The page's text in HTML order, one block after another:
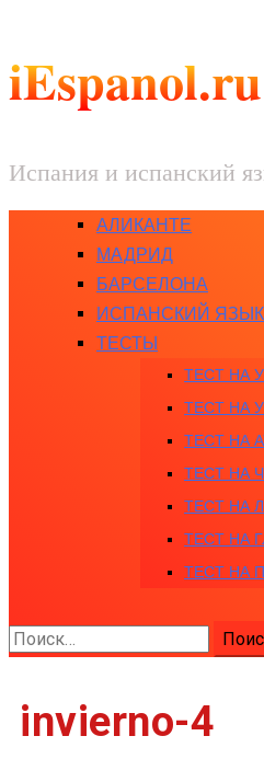
iEspanol.ru
Испания и испанский
АЛИКАНТЕ
МАДРИД
БАРСЕЛОНА
ИСПАНСКИЙ ЯЗЫК
ТЕСТЫ
ТЕСТ НА
ТЕСТ НА
ТЕСТ НА
ТЕСТ НА
ТЕСТ НА
ТЕСТ НА
ТЕСТ НА
Найти:
invierno-4